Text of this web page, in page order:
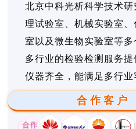
北京中科光析科学技术
理试验室、机械实验室
室以及微生物实验室等
多行业的检验检测服务
仪器齐全，能满足多行业
合作客户